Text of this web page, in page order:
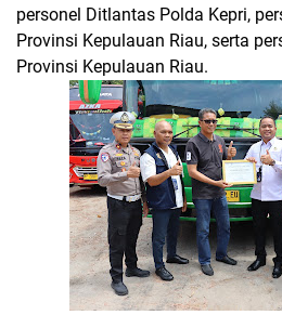
personel Ditlantas Polda Kepri,
Provinsi Kepulauan Riau, serta
Provinsi Kepulauan Riau.